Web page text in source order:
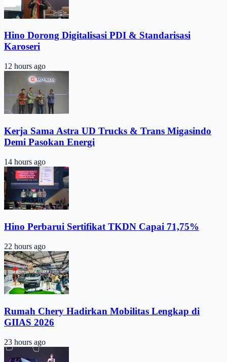
Hino Dorong Digitalisasi PDI & Standarisasi
Karoseri
12 hours ago
Kerja Sama Astra UD Trucks & Trans Migasindo
Demi Pasokan Energi
14 hours ago
Hino Perbarui Sertifikat TKDN Capai 71,75%
22 hours ago
Rumah Chery Hadirkan Mobilitas Lengkap di
GIIAS 2026
23 hours ago